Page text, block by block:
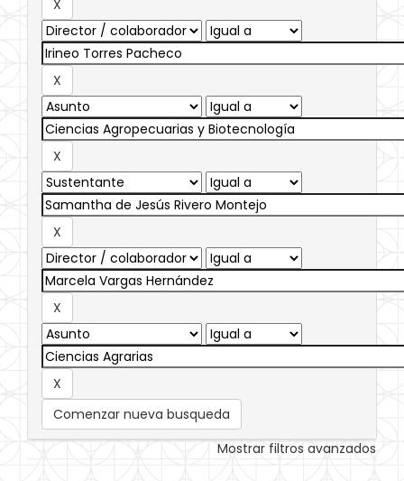
Comenzar nueva busqueda
Mostrar filtros avanzados